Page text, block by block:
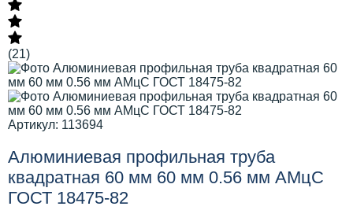
(21)
Артикул: 113694
Алюминиевая профильная труба
квадратная 60 мм 60 мм 0.56 мм АМцС
ГОСТ 18475-82